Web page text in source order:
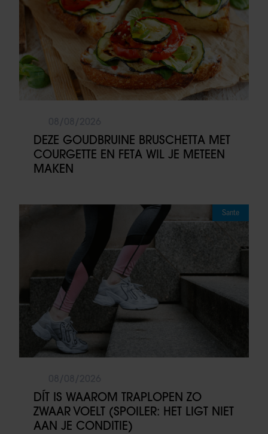
DEZE GOUDBRUINE BRUSCHETTA MET
COURGETTE EN FETA WIL JE METEEN
MAKEN
Sante
DÍT IS WAAROM TRAPLOPEN ZO
ZWAAR VOELT (SPOILER: HET LIGT NIET
AAN JE CONDITIE)